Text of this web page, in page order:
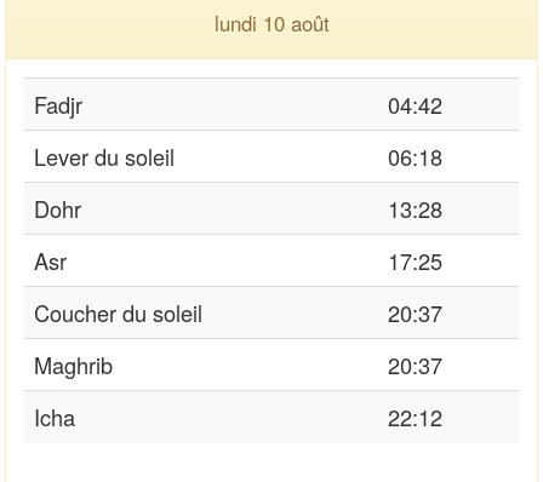
lundi 10 août
Fadjr
04:42
Lever du soleil
06:18
Dohr
13:28
Asr
17:25
Coucher du soleil
20:37
Maghrib
20:37
Icha
22:12